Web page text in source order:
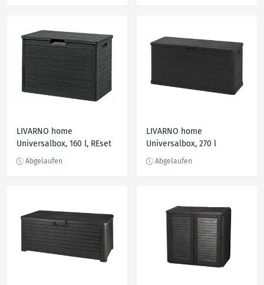
LIVARNO home
Universalbox, 160 l, REset
LIVARNO home
Universalbox, 270 l